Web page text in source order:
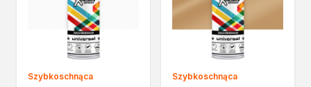
Szybkoschnąca
Szybkoschnąca